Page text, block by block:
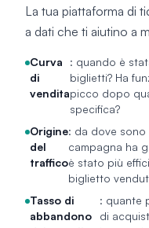
La tua piattaforma di
a dati che ti aiutino a
Curva
di
vendita
: quando è
biglietti? Ha
picco dopo
specifica?
Origine
del
traffico
: da dove sono
campagna ha
è stato più
biglietto
Tasso di
abbandono
: quante
di